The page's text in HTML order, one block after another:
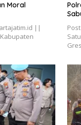
Moral
||